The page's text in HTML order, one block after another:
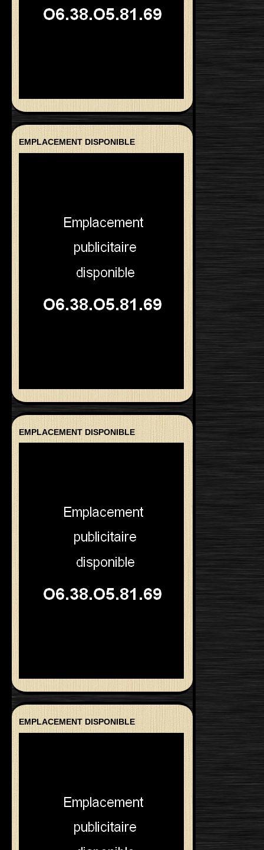
EMPLACEMENT DISPONIBLE
EMPLACEMENT DISPONIBLE
EMPLACEMENT DISPONIBLE